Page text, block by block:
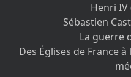
Henri IV
Sébastien
La guerre
Des Églises de France